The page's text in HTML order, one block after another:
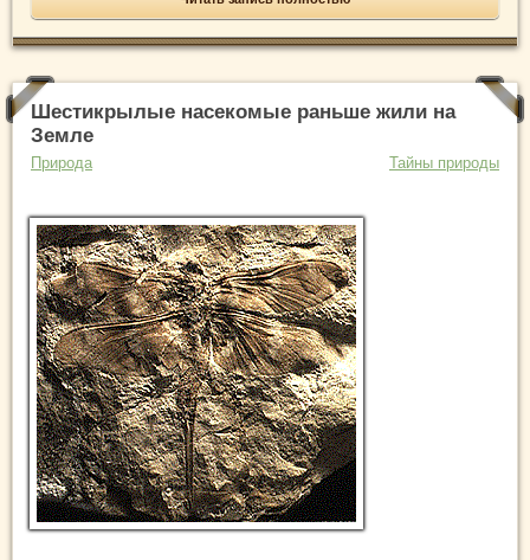
Шестикрылые насекомые раньше жили на
Земле
Природа Тайны природы